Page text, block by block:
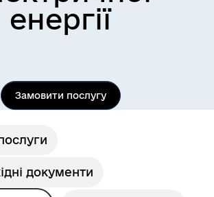
енергії
Замовити послугу
документи